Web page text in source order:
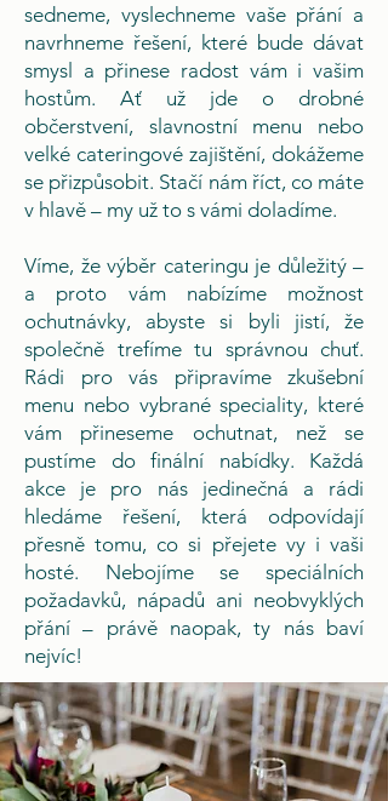
sedneme, vyslechneme vaše přání a
navrhneme řešení, které bude dávat
smysl a přinese radost vám i vašim
hostům. Ať už jde o drobné
občerstvení, slavnostní menu nebo
velké cateringové zajištění, dokážeme
se přizpůsobit. Stačí nám říct, co máte
v hlavě – my už to s vámi doladíme.
Víme, že výběr cateringu je důležitý –
a proto vám nabízíme možnost
ochutnávky, abyste si byli jistí, že
společně trefíme tu správnou chuť.
Rádi pro vás připravíme zkušební
menu nebo vybrané speciality, které
vám přineseme ochutnat, než se
pustíme do finální nabídky. Každá
akce je pro nás jedinečná a rádi
hledáme řešení, která odpovídají
přesně tomu, co si přejete vy i vaši
hosté. Nebojíme se speciálních
požadavků, nápadů ani neobvyklých
přání – právě naopak, ty nás baví
nejvíc!